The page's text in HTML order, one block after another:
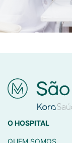
O HOSPITAL
QUEM SOMOS